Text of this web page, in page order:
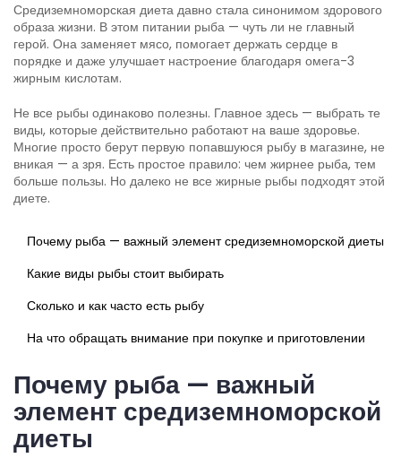
Средиземноморская диета давно стала синонимом здорового
образа жизни. В этом питании рыба — чуть ли не главный
герой. Она заменяет мясо, помогает держать сердце в
порядке и даже улучшает настроение благодаря омега-3
жирным кислотам.
Не все рыбы одинаково полезны. Главное здесь — выбрать те
виды, которые действительно работают на ваше здоровье.
Многие просто берут первую попавшуюся рыбу в магазине, не
вникая — а зря. Есть простое правило: чем жирнее рыба, тем
больше пользы. Но далеко не все жирные рыбы подходят этой
диете.
Почему рыба — важный элемент средиземноморской диеты
Какие виды рыбы стоит выбирать
Сколько и как часто есть рыбу
На что обращать внимание при покупке и приготовлении
Почему рыба — важный
элемент средиземноморской
диеты